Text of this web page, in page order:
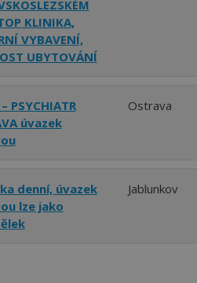
KLINIKA,
VYBAVENÍ,
UBYTOVÁNÍ
PSYCHIATR
úvazek
Ostrava
denní, úvazek
lze jako
Jablunkov